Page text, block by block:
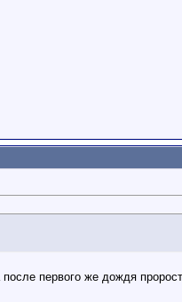
первого же дождя